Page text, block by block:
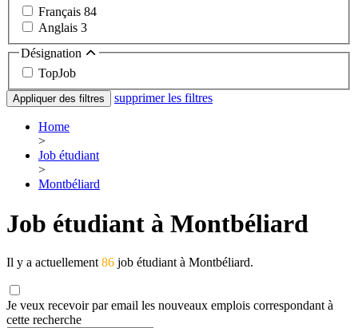
Français 84
Anglais 3
Désignation
TopJob
Appliquer des filtres supprimer les filtres
Home
>
Job étudiant
>
Montbéliard
Job étudiant à Montbéliard
Il y a actuellement 86 job étudiant à Montbéliard.
Je veux recevoir par email les nouveaux emplois correspondant à
cette recherche